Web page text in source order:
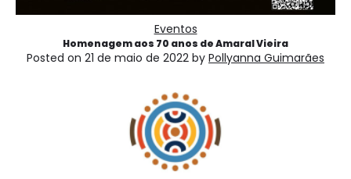
Eventos
Homenagem aos 70 anos de Amaral Vieira
Posted on 21 de maio de 2022 by Pollyanna Guimarães